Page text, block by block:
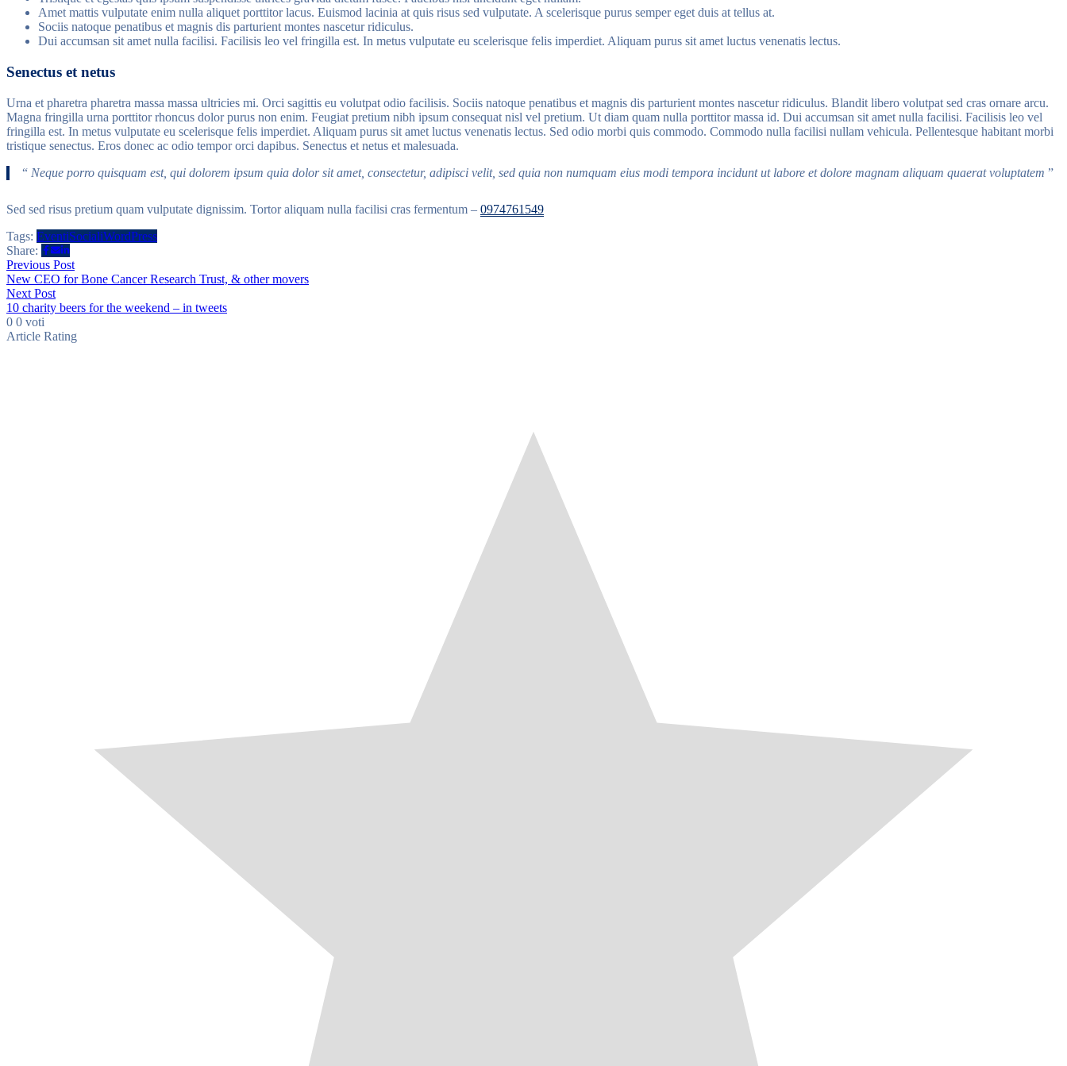
Amet mattis vulputate enim nulla aliquet porttitor lacus. Euismod lacinia at quis risus sed vulputate. A scelerisque purus semper eget duis at tellus at.
Sociis natoque penatibus et magnis dis parturient montes nascetur ridiculus.
Dui accumsan sit amet nulla facilisi. Facilisis leo vel fringilla est. In metus vulputate eu scelerisque felis imperdiet. Aliquam purus sit amet luctus venenatis lectus.
Senectus et netus
Urna et pharetra pharetra massa massa ultricies mi. Orci sagittis eu volutpat odio facilisis. Sociis natoque penatibus et magnis dis parturient montes nascetur ridiculus. Blandit libero volutpat sed cras ornare arcu.
Magna fringilla urna porttitor rhoncus dolor purus non enim. Feugiat pretium nibh ipsum consequat nisl vel pretium. Ut diam quam nulla porttitor massa id. Dui accumsan sit amet nulla facilisi. Facilisis leo vel
fringilla est. In metus vulputate eu scelerisque felis imperdiet. Aliquam purus sit amet luctus venenatis lectus. Sed odio morbi quis commodo. Commodo nulla facilisi nullam vehicula. Pellentesque habitant morbi
tristique senectus. Eros donec ac odio tempor orci dapibus. Senectus et netus et malesuada.
“ Neque porro quisquam est, qui dolorem ipsum quia dolor sit amet, consectetur, adipisci velit, sed quia non numquam eius modi tempora incidunt ut labore et dolore magnam aliquam quaerat voluptatem ”
Sed sed risus pretium quam vulputate dignissim. Tortor aliquam nulla facilisi cras fermentum – 0974761549
Tags: EventiSocialiWordPress
Share:
Navigazione
articoli
Previous PostPrevious
post:
New CEO for Bone Cancer Research Trust, & other movers
Next PostNext
post:
10 charity beers for the weekend – in tweets
0 0 voti
Article Rating